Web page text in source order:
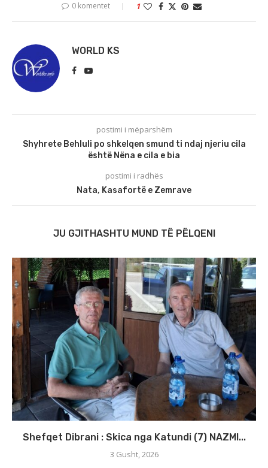
0 komentet 1
WORLD KS
postimi i mëparshëm
Shyhrete Behluli po shkelqen smund ti ndaj njeriu cila
është Nëna e cila e bia
postimi i radhës
Nata, Kasafortë e Zemrave
JU GJITHASHTU MUND TË PËLQENI
Shefqet Dibrani : Skica nga Katundi (7) NAZMI...
3 Gusht, 2026